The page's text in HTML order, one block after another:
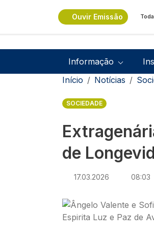
Ouvir Emissão
Navegação
Informação
Navegação
Início Notícias
SOCIEDADE
de
17.03.2026 08:03
Imagem